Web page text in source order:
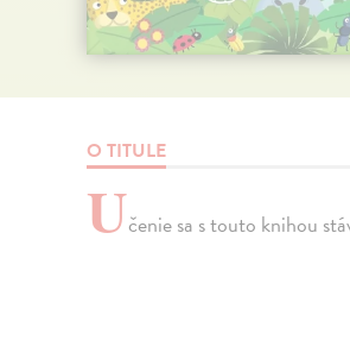
O TITULE
Učenie sa s touto knihou